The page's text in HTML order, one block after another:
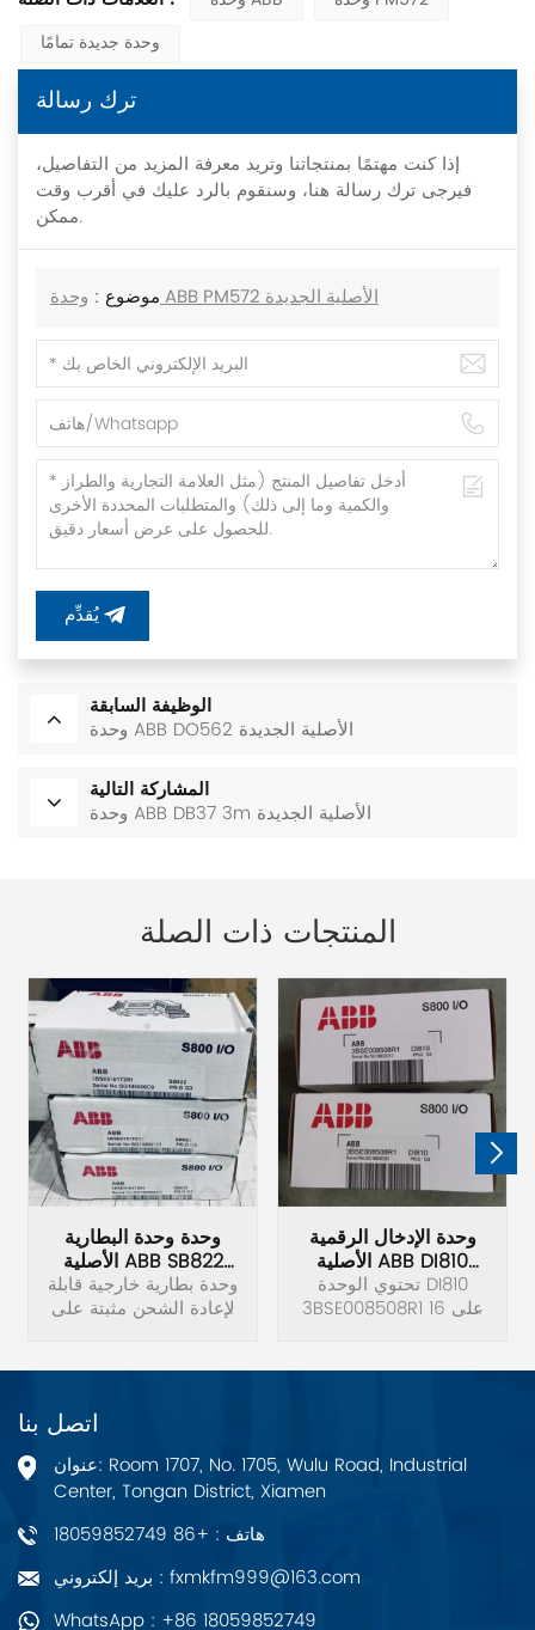
وحدة جديدة تمامًا
ترك رسالة
إذا كنت مهتمًا بمنتجاتنا وتريد معرفة المزيد من التفاصيل،
فيرجى ترك رسالة هنا، وسنقوم بالرد عليك في أقرب وقت
ممكن.
موضوع : وحدة ABB PM572 الأصلية الجديدة
يُقدِّم
الوظيفة السابقة
وحدة ABB DO562 الأصلية الجديدة
المشاركة التالية
وحدة ABB DB37 3m الأصلية الجديدة
المنتجات ذات الصلة
وحدة وحدة البطارية
الأصلية ABB SB822
3BSE018172R1
وحدة بطارية خارجية قابلة
لإعادة الشحن مثبتة على
بطارية ليثيوم أيون وموصل
تيار مستمر 24 فولت
وكابل توصيل TK821V020.
العرض=85 ملم. الكمية
المكافئة من معدن الليثيوم
= 0,8 جرام (0,03 أوقية ¼
وحدة الإدخال الرقمية
الأصلية ABB DI810
3BSE008508R1
تحتوي الوحدة DI810
3BSE008508R1 على 16
فولت تيار مستمر. وتيار
اتصل بنا
عنوان: Room 1707, No. 1705, Wulu Road, Industrial
Center, Tongan District, Xiamen
هاتف : +86 18059852749
بريد إلكتروني : fxmkfm999@163.com
WhatsApp : +86 18059852749